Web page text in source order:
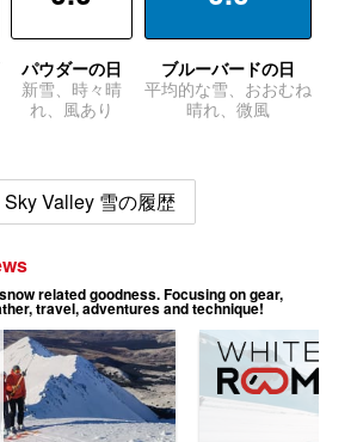
パウダーの日
新雪、時々晴
れ、風あり
ブルーバードの日
平均的な雪、おおむね
晴れ、微風
Sky Valley 雪の履歴